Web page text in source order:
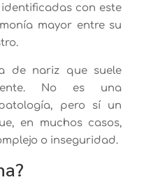
con este
mayor entre su
de nariz que suele
No es una
pero sí un
en muchos casos,
o inseguridad.